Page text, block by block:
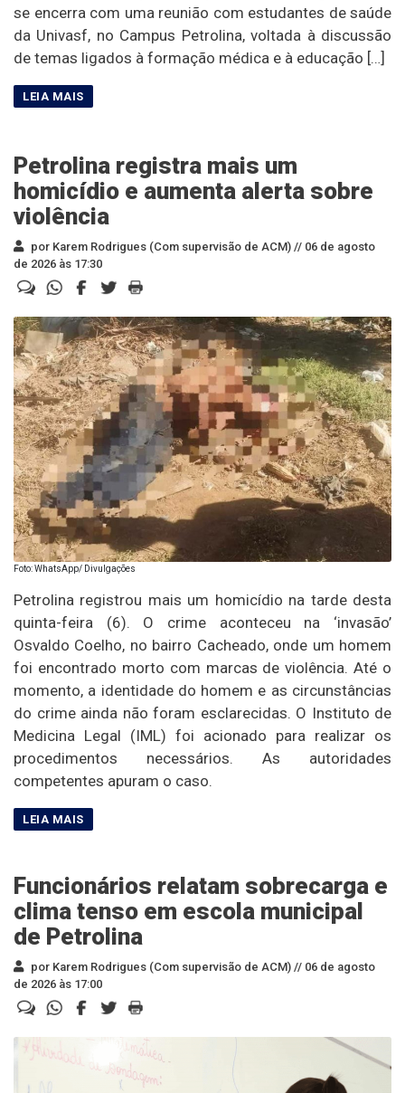
se encerra com uma reunião com estudantes de saúde
da Univasf, no Campus Petrolina, voltada à discussão
de temas ligados à formação médica e à educação […]
Petrolina registra mais um
homicídio e aumenta alerta sobre
violência
por Karem Rodrigues (Com supervisão de ACM) // 06 de agosto
de 2026 às 17:30
Foto: WhatsApp/ Divulgações
Petrolina registrou mais um homicídio na tarde desta
quinta-feira (6). O crime aconteceu na ‘invasão’
Osvaldo Coelho, no bairro Cacheado, onde um homem
foi encontrado morto com marcas de violência. Até o
momento, a identidade do homem e as circunstâncias
do crime ainda não foram esclarecidas. O Instituto de
Medicina Legal (IML) foi acionado para realizar os
procedimentos necessários. As autoridades
competentes apuram o caso.
Funcionários relatam sobrecarga e
clima tenso em escola municipal
de Petrolina
por Karem Rodrigues (Com supervisão de ACM) // 06 de agosto
de 2026 às 17:00